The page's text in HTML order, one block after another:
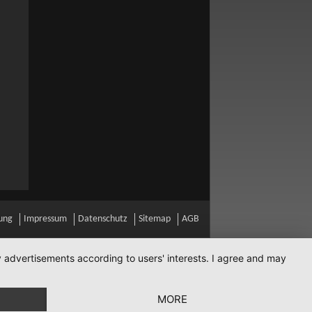
AGB
Sitemap
Datenschutz
Impressum
according to users' interests. I agree and may
MORE